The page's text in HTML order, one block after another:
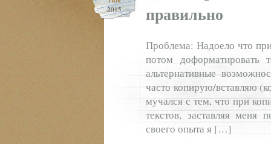
2015
правильно
Проблема: Надоело что
потом
альтернативные
часто копирую/вставляю
мучался с тем, что при
текстов, заставляя меня
своего опыта я […]